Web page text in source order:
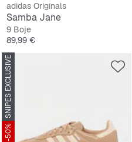
adidas Originals
Samba Jane
9 Boje
Cijena
89,99 €
SNIPES EXCLUSIVE
-50%